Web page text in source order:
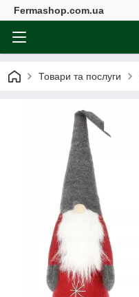
Fermashop.com.ua
Товари та послуги